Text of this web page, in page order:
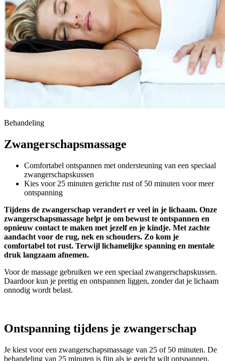
Behandeling
Zwangerschapsmassage
Comfortabel ontspannen met ondersteuning van een speciaal
zwangerschapskussen
Kies voor 25 minuten gerichte rust of 50 minuten voor meer
ontspanning
Tijdens de zwangerschap verandert er veel in je lichaam. Onze
zwangerschapsmassage helpt je om bewust te ontspannen en
opnieuw contact te maken met jezelf en je kindje. Met zachte
aandacht voor de rug, nek en schouders. Zo kom je
comfortabel tot rust. Terwijl lichamelijke spanning en mentale
druk langzaam afnemen.
Voor de massage gebruiken we een speciaal zwangerschapskussen.
Daardoor kun je prettig en ontspannen liggen, zonder dat je lichaam
onnodig wordt belast.
Ontspanning tijdens je zwangerschap
Je kiest voor een zwangerschapsmassage van 25 of 50 minuten. De
behandeling van 25 minuten is fijn als je gericht wilt ontspannen,